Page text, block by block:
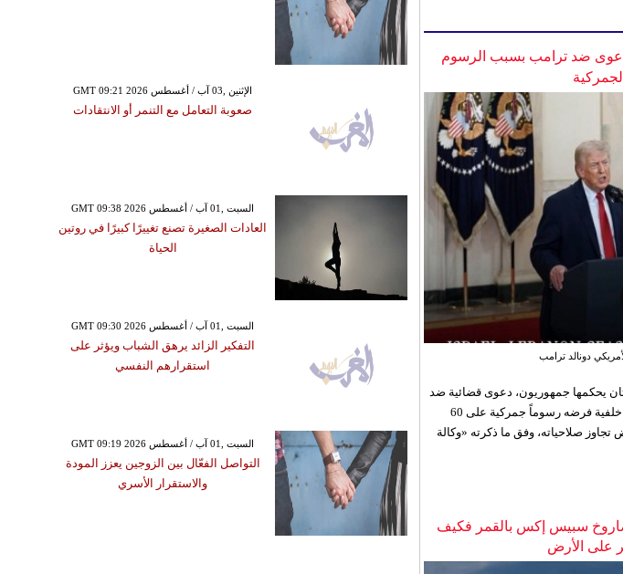
دعوى ضد ترامب بسبب الرسوم
الجمركية
دونالد ترامب
اثنتان يحكمها جمهوريون، دعوى قضائية ضد
إدارة دونالد ترمب، الاثنين، على خلفية فرضه رسوماً جمركية على 60
تجاوز صلاحياته، وفق ما ذكرته «وكالة
سبيس إكس بالقمر فكيف
على الأرض
GMT 09:21 2026 الإثنين ,03 آب / أغسطس
صعوبة التعامل مع التنمر أو الانتقادات
GMT 09:38 2026 السبت ,01 آب / أغسطس
العادات الصغيرة تصنع تغييرًا كبيرًا في روتين
الحياة
GMT 09:30 2026 السبت ,01 آب / أغسطس
التفكير الزائد يرهق الشباب ويؤثر على
استقرارهم النفسي
GMT 09:19 2026 السبت ,01 آب / أغسطس
التواصل الفعّال بين الزوجين يعزز المودة
والاستقرار الأسري